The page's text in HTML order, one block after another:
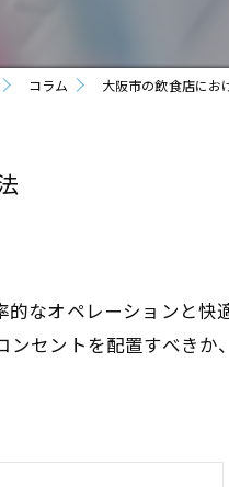
コラム 大阪市の飲食店にお
なオペレーションと快
セントを配置すべきか